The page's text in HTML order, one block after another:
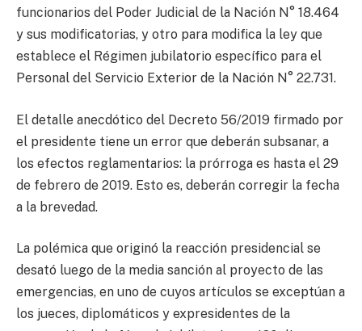
funcionarios del Poder Judicial de la Nación N° 18.464
y sus modificatorias, y otro para modifica la ley que
establece el Régimen jubilatorio específico para el
Personal del Servicio Exterior de la Nación N° 22.731.
El detalle anecdótico del Decreto 56/2019 firmado por
el presidente tiene un error que deberán subsanar, a
los efectos reglamentarios: la prórroga es hasta el 29
de febrero de 2019. Esto es, deberán corregir la fecha
a la brevedad.
La polémica que originó la reacción presidencial se
desató luego de la media sanción al proyecto de las
emergencias, en uno de cuyos artículos se exceptúan a
los jueces, diplomáticos y expresidentes de la